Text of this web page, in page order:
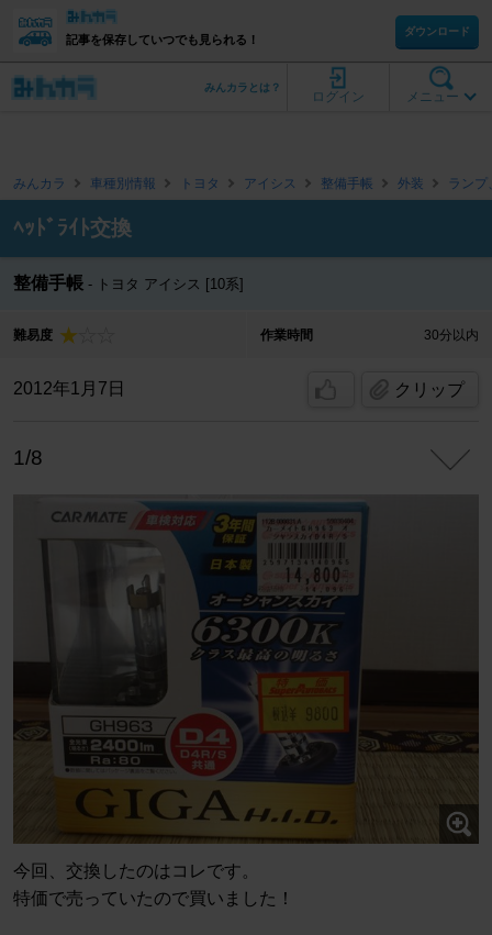
記事を保存していつでも見られる！
ダウンロード
メニュー
ログイン
みんカラとは？
みんカラ 車種別情報 トヨタ アイシス 整備手帳 外装 ランプ
ﾍｯﾄﾞﾗｲﾄ交換
整備手帳 トヨタ アイシス [10系]
難易度 作業時間 30分以内
2012年1月7日 クリップ
1/8
今回、交換したのはコレです。
特価で売っていたので買いました！